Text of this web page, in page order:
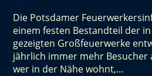
Die Potsdamer
einem festen Bestandteil der
gezeigten Großfeuerwerke
jährlich immer mehr Besucher
wer in der Nähe wohnt,…